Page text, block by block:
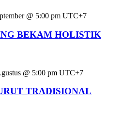
@ 5:00 pm UTC+7
BEKAM HOLISTIK
@ 5:00 pm UTC+7
TRADISIONAL